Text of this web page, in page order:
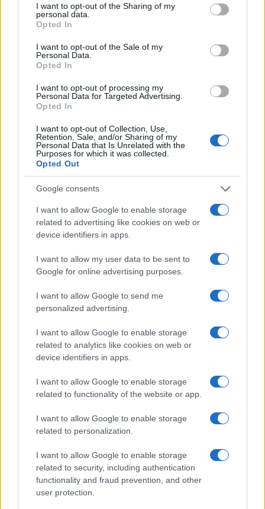
not limited to your visit or usage behaviour. You may click to
grant or deny consent to Google and its third-party tags to
use your data for below specified purposes in below Google
consent section.
I want to opt-out of the Sharing of my
personal data.
Opted In
I want to opt-out of the Sale of my
Personal Data.
Opted In
I want to opt-out of processing my
Personal Data for Targeted Advertising.
Opted In
I want to opt-out of Collection, Use,
Retention, Sale, and/or Sharing of my
Personal Data that Is Unrelated with the
Purposes for which it was collected.
Opted Out
Google consents
I want to allow Google to enable storage
related to advertising like cookies on web or
device identifiers in apps.
I want to allow my user data to be sent to
Google for online advertising purposes.
I want to allow Google to send me
personalized advertising.
I want to allow Google to enable storage
related to analytics like cookies on web or
device identifiers in apps.
I want to allow Google to enable storage
related to functionality of the website or app.
I want to allow Google to enable storage
related to personalization.
I want to allow Google to enable storage
related to security, including authentication
functionality and fraud prevention, and other
user protection.
ΟΑΕΔ: 5.000 ΝΕΕΣ θέσεις εργασίας – Τέλος